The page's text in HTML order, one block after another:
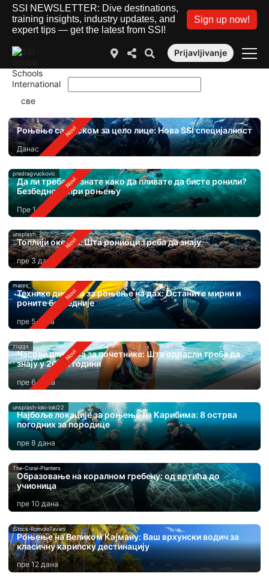
SSI NEWSLETTER: Dive destinations,
training insights, industry updates, and
expert tips — get the latest from SSI!
Sign up now!
Prijavljivanje
Роњење са маском за цело лице: Нова SSI специјалност
Данас
predragvuckovic
Да ли треба да знате како да пливате да бисте ронили?
Безбедност при роњењу
Пре 1 дан
unsplash
Топлији океани: Шта рониоци треба да знају
пре 3 дана
mares
Технике дисања за роњење на дах: Останите мирни и
роните безбедније
пре 5 дана
zoggs
Часови пливања за почетнике: Шта одрасли треба да
знају у 2026. години
пре 6 дана
unsplash-loki-loki22
Најбоље локације за роњење на Карибима: 8 острва
погодних за породице
пре 8 дана
The-Coral-Planters
Образовање на коралном гребену: од вртића до
учионица
пре 10 дана
iStock-RomoloTavani
Роњење на Великом Кајману: Ваш врхунски водич за
класичну карипску дестинацију
пре 12 дана